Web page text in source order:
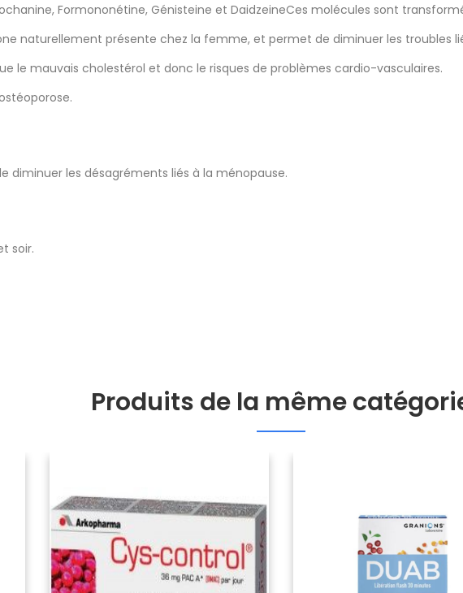
Formononétine, Génisteine et DaidzeineCes molécules sont
naturellement présente chez la femme, et permet de diminuer les
le mauvais cholestérol et donc le risques de problèmes cardio-vasculaires.
diminuer les désagréments liés à la ménopause.
soir.
Produits de la même